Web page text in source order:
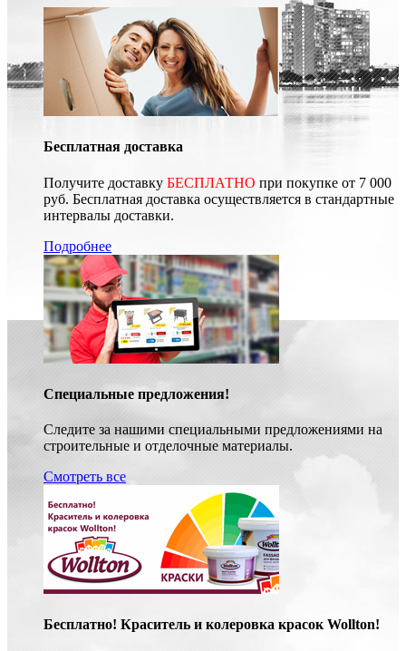
Бесплатная доставка
Получите доставку БЕСПЛАТНО при покупке от 7 000
руб. Бесплатная доставка осуществляется в стандартные
интервалы доставки.
Подробнее
Специальные предложения!
Следите за нашими специальными предложениями на
строительные и отделочные материалы.
Смотреть все
Бесплатно! Краситель и колеровка красок Wollton!